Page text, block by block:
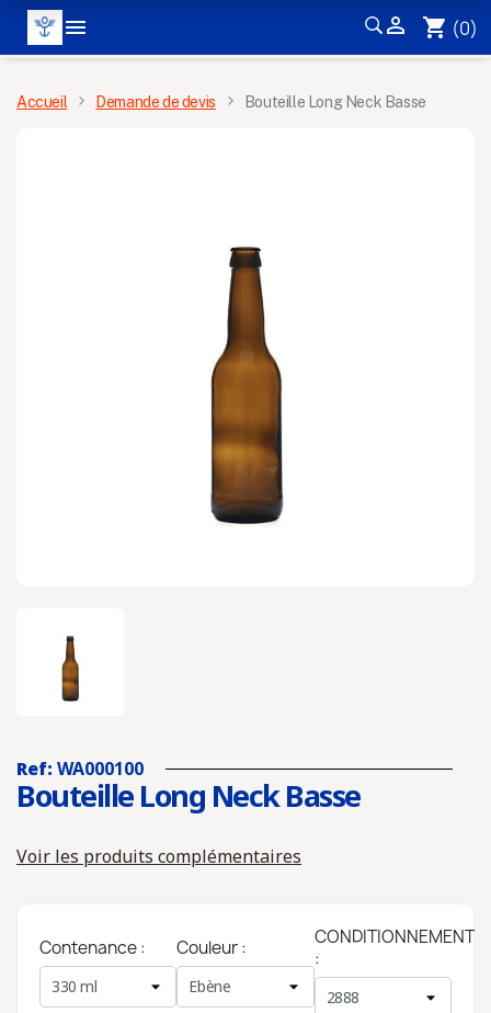
  shopping_cart (0)
MENU
Accueil Demande de devis Bouteille Long Neck Basse
Ref: WA000100
Bouteille Long Neck Basse
Voir les produits complémentaires
Contenance : Couleur :
CONDITIONNEMENT
: